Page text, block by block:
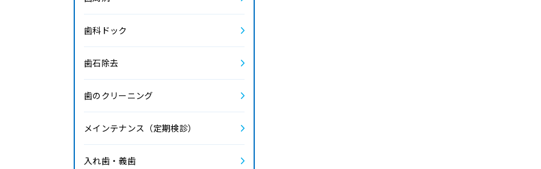
歯科ドック
歯石除去
歯のクリーニング
メインテナンス（定期検診）
入れ歯・義歯